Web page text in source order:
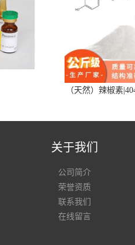
（天然）辣椒素
关于我们
公司简介
荣誉资质
联系我们
在线留言